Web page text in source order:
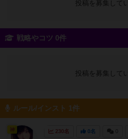
投稿を募集して
戦略やコツ 0件
投稿を募集して
ルール/インスト 1件
230名 0名
神